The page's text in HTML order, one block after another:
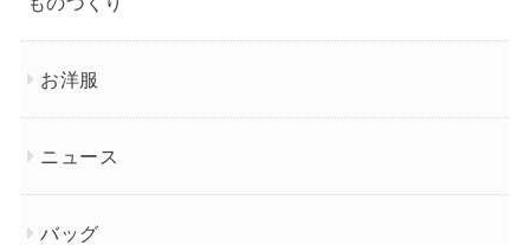
お洋服
ニュース
バッグ